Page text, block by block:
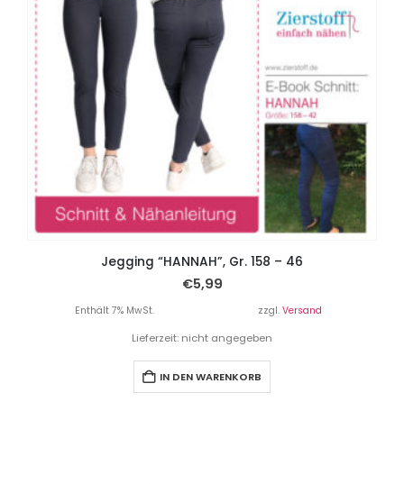
Jegging “HANNAH”, Gr. 158 – 46
€5,99
Enthält 7% MwSt. zzgl. Versand
Lieferzeit: nicht angegeben
IN DEN WARENKORB